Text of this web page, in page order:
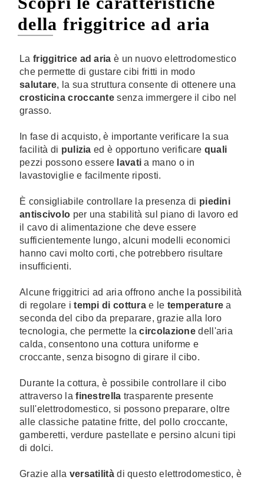
della friggitrice ad aria
La friggitrice ad aria è un nuovo elettrodomestico
che permette di gustare cibi fritti in modo
salutare, la sua struttura consente di ottenere una
crosticina croccante senza immergere il cibo nel
grasso.
In fase di acquisto, è importante verificare la sua
facilità di pulizia ed è opportuno verificare quali
pezzi possono essere lavati a mano o in
lavastoviglie e facilmente riposti.
È consigliabile controllare la presenza di piedini
antiscivolo per una stabilità sul piano di lavoro ed
il cavo di alimentazione che deve essere
sufficientemente lungo, alcuni modelli economici
hanno cavi molto corti, che potrebbero risultare
insufficienti.
Alcune friggitrici ad aria offrono anche la possibilità
di regolare itempi di cottura e le temperature a
seconda del cibo da preparare, grazie alla loro
tecnologia, che permette lacircolazione dell'aria
calda, consentono una cottura uniforme e
croccante, senza bisogno di girare il cibo.
Durante la cottura, è possibile controllare il cibo
attraverso lafinestrella trasparente presente
sull'elettrodomestico, si possono preparare, oltre
alle classiche patatine fritte, del pollo croccante,
gamberetti, verdure pastellate e persino alcuni tipi
di dolci.
Grazie alla versatilitàdi questo elettrodomestico, è